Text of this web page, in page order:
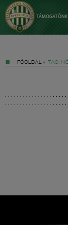
FŐOLDAL » TAG:
Hírek